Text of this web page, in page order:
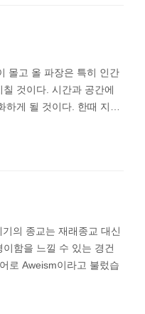
몰고 올 파장은 특히 인간
것이다. 시간과 공간에
하게 될 것이다. 한때 지…
의 종교는 재래종교 대신
함을 느낄 수 있는 경건
로 Aweism이라고 불렀습